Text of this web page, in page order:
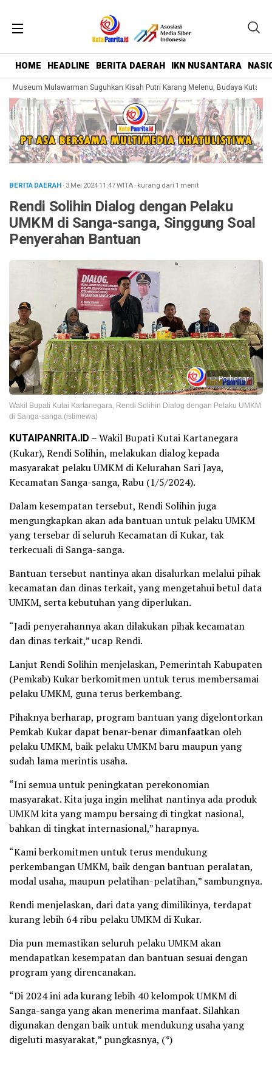
HOME HEADLINE BERITA DAERAH IKN NUSANTARA
Museum Mulawarman Suguhkan Kisah Putri Karang Melenu, Budaya Kutai
BERITA DAERAH· 3 Mei 202411:47WITA· kurang dari 1 menit
Rendi Solihin Dialog dengan Pelaku
UMKM di Sanga-sanga, Singgung Soal
Penyerahan Bantuan
Perbesar
Wakil Bupati Kutai Kartanegara, Rendi Solihin Dialog dengan Pelaku UMKM
di Sanga-sanga.(istimewa)
KUTAIPANRITA.ID – Wakil Bupati Kutai Kartanegara
(Kukar), Rendi Solihin, melakukan dialog kepada
masyarakat pelaku UMKM di Kelurahan Sari Jaya,
Kecamatan Sanga-sanga, Rabu (1/5/2024).
Dalam kesempatan tersebut, Rendi Solihin juga
mengungkapkan akan ada bantuan untuk pelaku UMKM
yang tersebar di seluruh Kecamatan di Kukar, tak
terkecuali di Sanga-sanga.
Bantuan tersebut nantinya akan disalurkan melalui pihak
kecamatan dan dinas terkait, yang mengetahui betul data
UMKM, serta kebutuhan yang diperlukan.
“Jadi penyerahannya akan dilakukan pihak kecamatan
dan dinas terkait,” ucap Rendi.
Lanjut Rendi Solihin menjelaskan, Pemerintah Kabupaten
(Pemkab) Kukar berkomitmen untuk terus membersamai
pelaku UMKM, guna terus berkembang.
Pihaknya berharap, program bantuan yang digelontorkan
Pemkab Kukar dapat benar-benar dimanfaatkan oleh
pelaku UMKM, baik pelaku UMKM baru maupun yang
sudah lama merintis usaha.
“Ini semua untuk peningkatan perekonomian
masyarakat. Kita juga ingin melihat nantinya ada produk
UMKM kita yang mampu bersaing di tingkat nasional,
bahkan di tingkat internasional,” harapnya.
“Kami berkomitmen untuk terus mendukung
perkembangan UMKM, baik dengan bantuan peralatan,
modal usaha, maupun pelatihan-pelatihan,” sambungnya.
Rendi menjelaskan, dari data yang dimilikinya, terdapat
kurang lebih 64 ribu pelaku UMKM di Kukar.
Dia pun memastikan seluruh pelaku UMKM akan
mendapatkan kesempatan dan bantuan sesuai dengan
program yang direncanakan.
“Di 2024 ini ada kurang lebih 40 kelompok UMKM di
Sanga-sanga yang akan menerima manfaat. Silahkan
digunakan dengan baik untuk mendukung usaha yang
digeluti masyarakat,” pungkasnya, (*)